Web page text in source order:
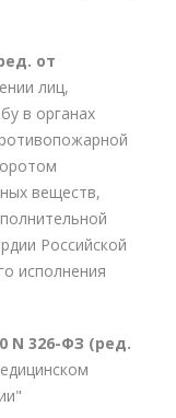
от
лиц,
в органах
веществ,
Российской
исполнения
N 326-ФЗ (ред.